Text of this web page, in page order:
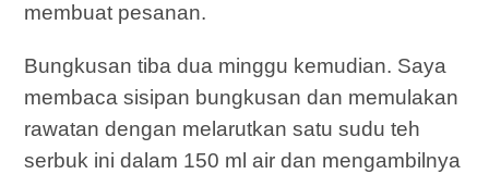
membuat pesanan.
Bungkusan tiba dua minggu kemudian. Saya
membaca sisipan bungkusan dan memulakan
rawatan dengan melarutkan satu sudu teh
serbuk ini dalam 150 ml air dan mengambilnya